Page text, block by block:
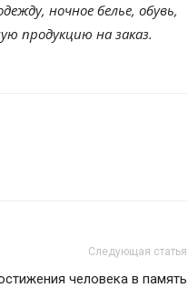
ночное белье, обувь,
продукцию на заказ.
Следующая статья
человека в память